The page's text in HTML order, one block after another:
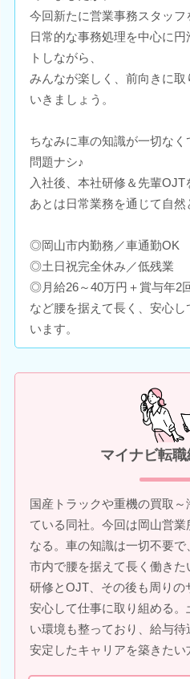
今回新たに営業事務スタッフ
日常的な事務処理を中心に
トしながら、
みんなが楽しく、前向きに
いきましょう。
ちなみに車の知識が一切な
問題ナシ♪
入社後、本社研修＆先輩OJT
あとは日常業務を通じて自然
◎岡山市内勤務／車通勤OK
◎土日祝完全休み／低残業
◎月給26～40万円＋賞与年2
など腰を据えて長く、安心
います。
マイナビ転
国産トラックや重機の買取
ている同社。今回は岡山営
なる。車の知識は一切不要
市内で腰を据えて長く働き
研修とOJT、その後も周り
安心して仕事に取り組める
い環境も整っており、給与待
安定したキャリアを築きたい